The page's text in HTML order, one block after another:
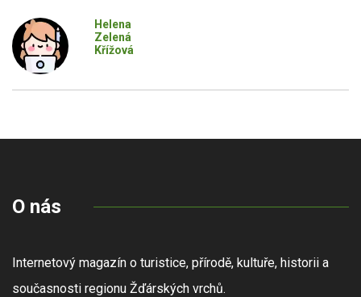
Helena
Zelená
Křížová
O nás
Internetový magazín o turistice, přírodě, kultuře, historii a
současnosti regionu Žďárských vrchů.